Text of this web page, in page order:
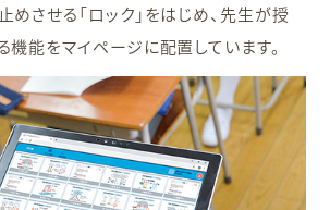
させる「ロック」をはじめ、先生が授
機能をマイページに配置しています。